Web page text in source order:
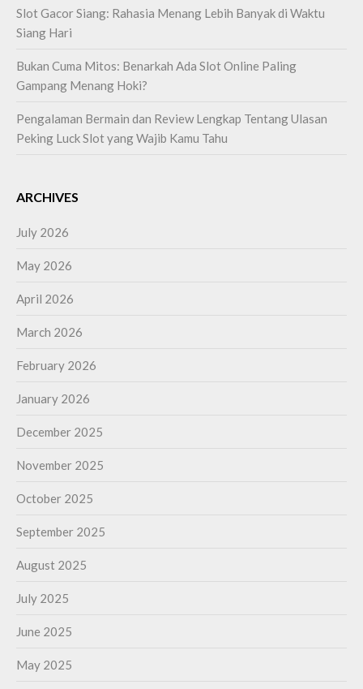
Slot Gacor Siang: Rahasia Menang Lebih Banyak di Waktu
Siang Hari
Bukan Cuma Mitos: Benarkah Ada Slot Online Paling
Gampang Menang Hoki?
Pengalaman Bermain dan Review Lengkap Tentang Ulasan
Peking Luck Slot yang Wajib Kamu Tahu
ARCHIVES
July 2026
May 2026
April 2026
March 2026
February 2026
January 2026
December 2025
November 2025
October 2025
September 2025
August 2025
July 2025
June 2025
May 2025